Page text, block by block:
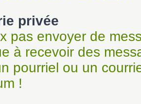
privée
pas envoyer de
à recevoir des
pourriel ou un
!